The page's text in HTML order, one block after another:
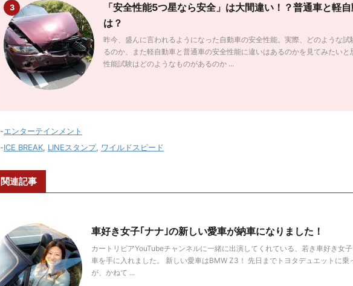
3
「安全性能5つ星なら安全」は大間違い！？普通車と軽
は？
昨今、盛んに言われるようになった自動車の安全性能。実際、どのような試
るのか、また軽自動車と普通車の安全性能に違いはあるのかを見てみたいと
性能試験はどのようなものがあるのか ...
-エンターテインメント
-ICE BREAK, LINEスタンプ, ワイルドスピード
関連記事
車好き女子｢ナナ｣の新しい愛車が納車になりました！
カートリビアYouTubeチャンネルに一緒に出演してくれている、若き車好き女
車を手に入れました。 新しい愛車はBMW Z3！ 先日までトヨタデュエットに乗
が、かねて ...